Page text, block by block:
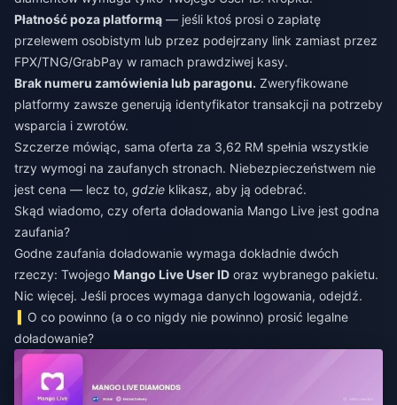
Płatność poza platformą — jeśli ktoś prosi o zapłatę
przelewem osobistym lub przez podejrzany link zamiast przez
FPX/TNG/GrabPay w ramach prawdziwej kasy.
Brak numeru zamówienia lub paragonu. Zweryfikowane
platformy zawsze generują identyfikator transakcji na potrzeby
wsparcia i zwrotów.
Szczerze mówiąc, sama oferta za 3,62 RM spełnia wszystkie
trzy wymogi na zaufanych stronach. Niebezpieczeństwem nie
jest cena — lecz to, gdzie klikasz, aby ją odebrać.
Skąd wiadomo, czy oferta doładowania Mango Live jest godna
zaufania?
Godne zaufania doładowanie wymaga dokładnie dwóch
rzeczy: Twojego Mango Live User ID oraz wybranego pakietu.
Nic więcej. Jeśli proces wymaga danych logowania, odejdź.
O co powinno (a o co nigdy nie powinno) prosić legalne
doładowanie?